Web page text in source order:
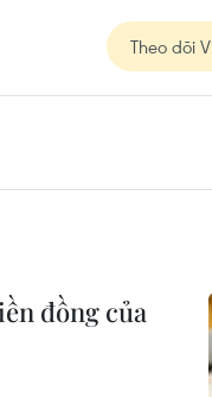
Theo dõi
đồng của